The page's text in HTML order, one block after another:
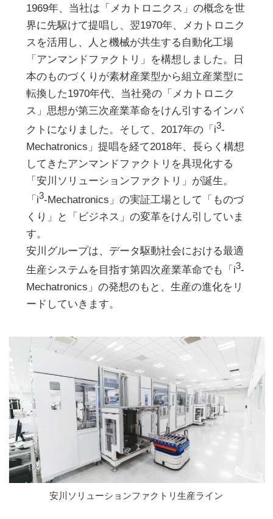
1969年、当社は「メカトロニクス」の概念を世
界に先駆けて提唱し、翌1970年、メカトロニク
スを活用し、人と機械が共生する自動化工場
「アンマンドファクトリ」を構想しました。日
本のものづくりが素材産業型から組立産業型に
転換した1970年代、当社発の「メカトロニク
ス」思想が第三次産業革命をけん引するインパ
クトになりました。そして、2017年の「i3-
Mechatronics」提唱を経て2018年、長らく構想
してきたアンマンドファクトリを具現化する
「安川ソリューションファクトリ」が誕生。
「i3-Mechatronics」の実証工場として「ものづ
くり」と「ビジネス」の変革をけん引していま
す。
安川グループは、データ駆動社会における最適
生産システムを目指す第四次産業革命でも「i3-
Mechatronics」の発想のもと、生産の進化をリ
ードしていきます。
安川ソリューションファクトリ生産ライン